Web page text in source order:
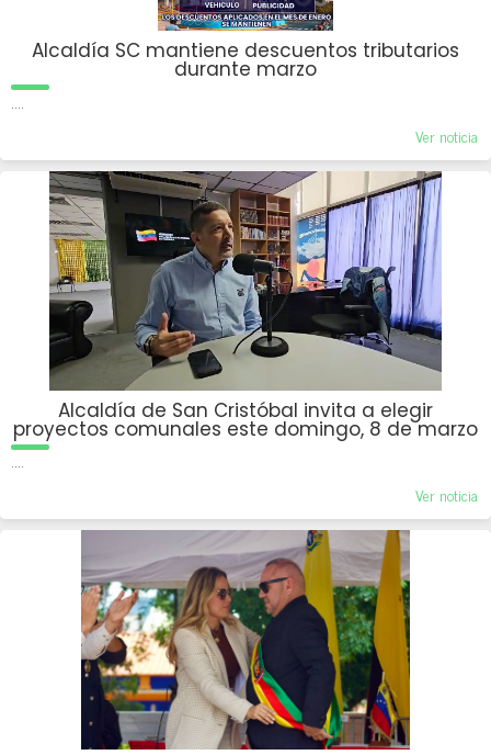
Alcaldía SC mantiene descuentos tributarios
durante marzo
Ver noticia
Alcaldía de San Cristóbal invita a elegir
proyectos comunales este domingo, 8 de marzo
....
Ver noticia